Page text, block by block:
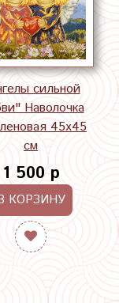
сильной
Наволочка
45х45
см
1 500 р
КОРЗИНУ